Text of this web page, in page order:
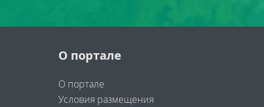
О портале
О портале
Условия размещения